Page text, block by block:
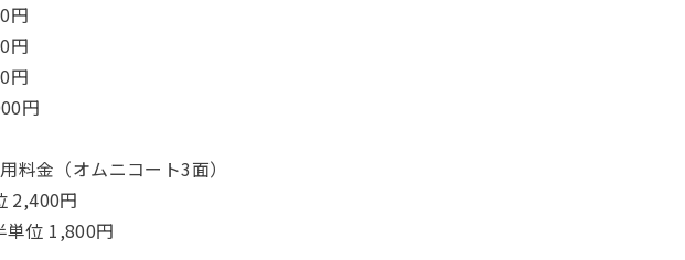
円
円
円
円
料金（オムニコート3面）
2,400円
位 1,800円